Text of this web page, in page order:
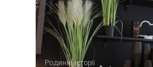
Родинні історії